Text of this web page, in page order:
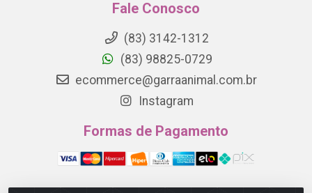
Fale Conosco
(83) 3142-1312
(83) 98825-0729
ecommerce@garraanimal.com.br
Instagram
Formas de Pagamento